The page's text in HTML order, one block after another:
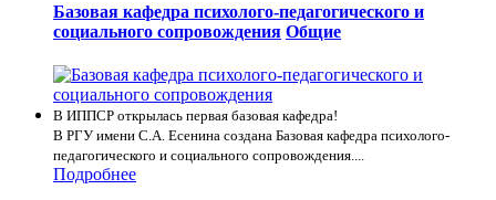
Базовая кафедра психолого-педагогического и
социального сопровождения Общие
В ИППСР открылась первая базовая кафедра!
В РГУ имени С.А. Есенина создана Базовая кафедра психолого-
педагогического и социального сопровождения....
Подробнее